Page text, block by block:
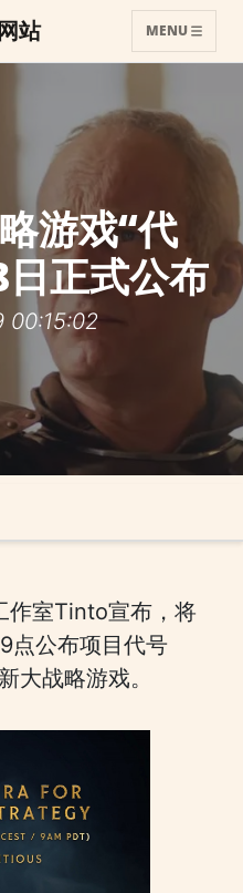
站 MENU
游戏“代
正式公布
00:15:02
作室Tinto宣布，将
点公布项目代号
大战略游戏。